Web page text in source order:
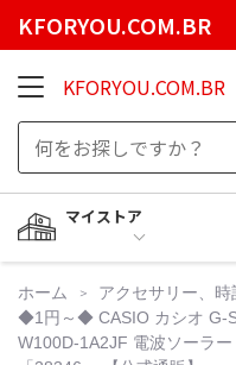
KFORYOU.COM.BR
KFORYOU.COM.BR
マイストア
ホーム アクセサリー、時
◆1円～◆ CASIO カシオ G-
W100D-1A2JF 電波ソーラ